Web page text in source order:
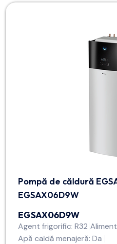
Pompă de căldură
EGSAX06D9W
EGSAX06D9W
Agent frigorific: R32
Apă caldă menajeră: Da